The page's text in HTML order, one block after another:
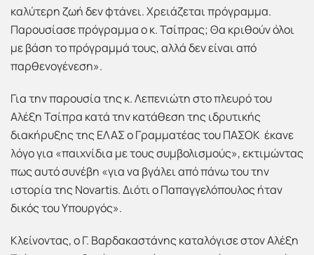
καλύτερη ζωή δεν φτάνει. Χρειάζεται πρόγραμμα.
Παρουσίασε πρόγραμμα ο κ. Τσίπρας; Θα κριθούν όλοι
με βάση το πρόγραμμά τους, αλλά δεν είναι από
παρθενογένεση».
Για την παρουσία της κ. Λεπενιώτη στο πλευρό του
Αλέξη Τσίπρα κατά την κατάθεση της ιδρυτικής
διακήρυξης της ΕΛΑΣ ο Γραμματέας του ΠΑΣΟΚ έκανε
λόγο για «παιχνίδια με τους συμβολισμούς», εκτιμώντας
πως αυτό συνέβη «για να βγάλει από πάνω του την
ιστορία της Novartis. Διότι ο Παπαγγελόπουλος ήταν
δικός του Υπουργός».
Κλείνοντας, ο Γ. Βαρδακαστάνης καταλόγισε στον Αλέξη